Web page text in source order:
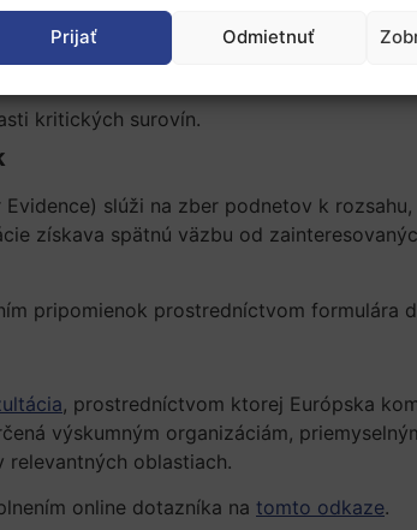
Prijať Odmietnuť
kritických surovín.
Evidence) slúži na zber podnetov k
získava spätnú väzbu od
pripomienok prostredníctvom formulára
, prostredníctvom ktorej Európska
výskumným organizáciám,
oblastiach.
online dotazníka na tomto odkaze.